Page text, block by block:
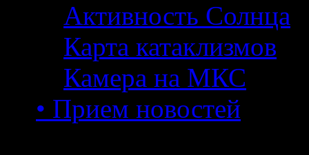
Активность Солнца
Карта катаклизмов
Камера на МКС
• Прием новостей